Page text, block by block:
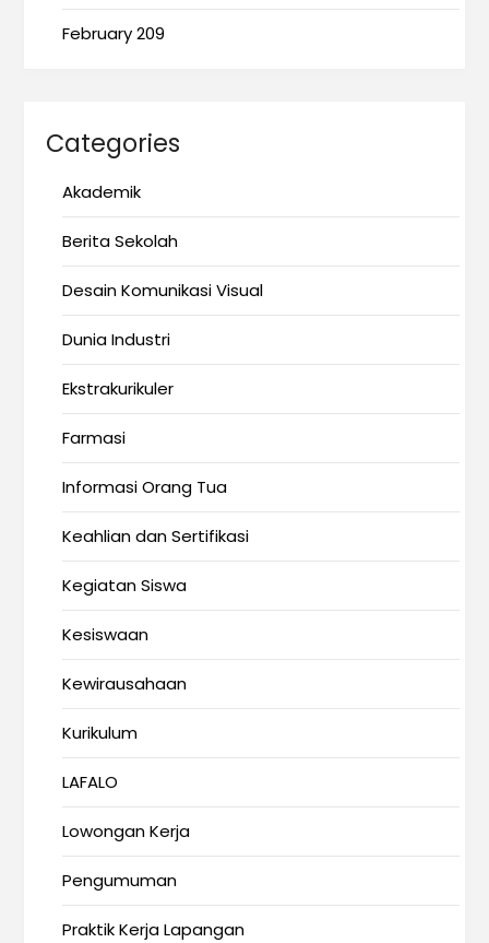
February 209
Categories
Akademik
Berita Sekolah
Desain Komunikasi Visual
Dunia Industri
Ekstrakurikuler
Farmasi
Informasi Orang Tua
Keahlian dan Sertifikasi
Kegiatan Siswa
Kesiswaan
Kewirausahaan
Kurikulum
LAFALO
Lowongan Kerja
Pengumuman
Praktik Kerja Lapangan